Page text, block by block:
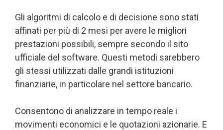
Gli algoritmi di calcolo e di decisione sono stati
affinati per più di 2 mesi per avere le migliori
prestazioni possibili, sempre secondo il sito
ufficiale del software. Questi metodi sarebbero
gli stessi utilizzati dalle grandi istituzioni
finanziarie, in particolare nel settore bancario.
Consentono di analizzare in tempo reale i
movimenti economici e le quotazioni azionarie. E